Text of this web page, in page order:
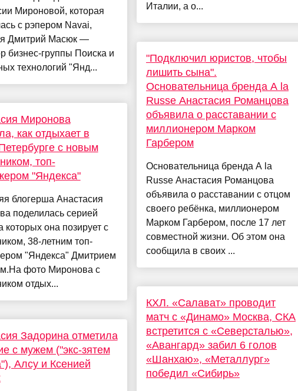
Мироновой, которая
с рэпером Navai,
Дмитрий Масюк —
бизнес-группы Поиска и
технологий "Янд...
Миронова
как отдыхает в
с новым
топ-
"Яндекса"
блогерша Анастасия
поделилась серией
которых она позирует с
38-летним топ-
"Яндекса" Дмитрием
фото Миронова с
отдых...
Задорина отметила
с мужем ("экс-зятем
Алсу и Ксенией
Италии, а о...
"Подключил юристов, чтобы
лишить сына".
Основательница бренда A la
Russe Анастасия Романцова
объявила о расставании с
миллионером Марком
Гарбером
Основательница бренда A la
Russe Анастасия Романцова
объявила о расставании с отцом
своего ребёнка, миллионером
Марком Гарбером, после 17 лет
совместной жизни. Об этом она
сообщила в своих ...
КХЛ. «Салават» проводит
матч с «Динамо» Москва, СКА
встретится с «Северсталью»,
«Авангард» забил 6 голов
«Шанхаю», «Металлург»
победил «Сибирь»